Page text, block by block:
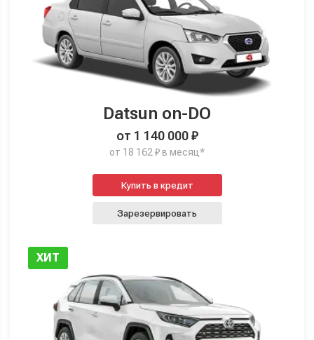
Datsun on-DO
от 1 140 000 ₽
от 18 162 ₽ в месяц*
Купить в кредит
Зарезервировать
ХИТ